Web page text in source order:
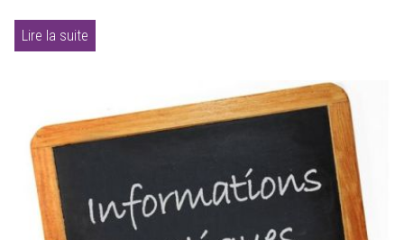
Lire la suite